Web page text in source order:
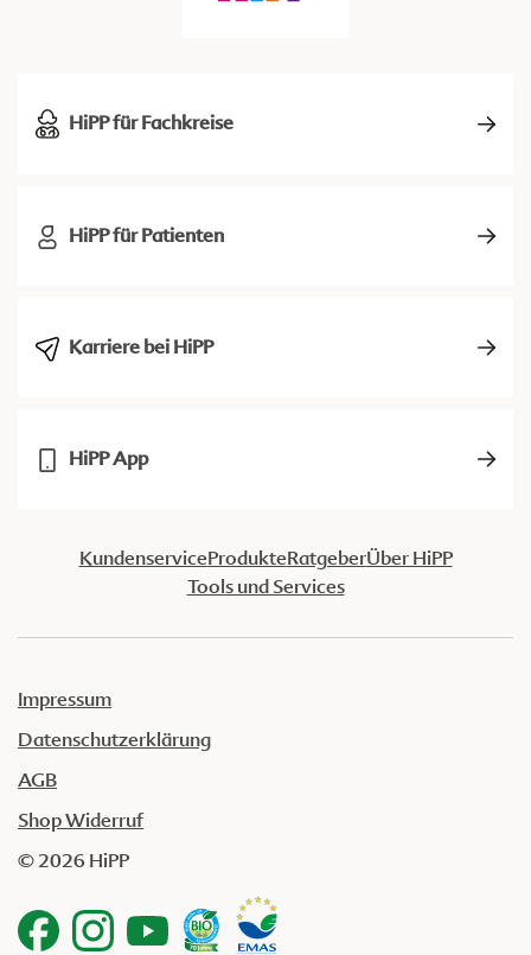
HiPP für Fachkreise
HiPP für Patienten
Karriere bei HiPP
HiPP App
KundenserviceProdukteRatgeberÜber HiPP
Tools und Services
Impressum
Datenschutzerklärung
AGB
Shop Widerruf
© 2026 HiPP